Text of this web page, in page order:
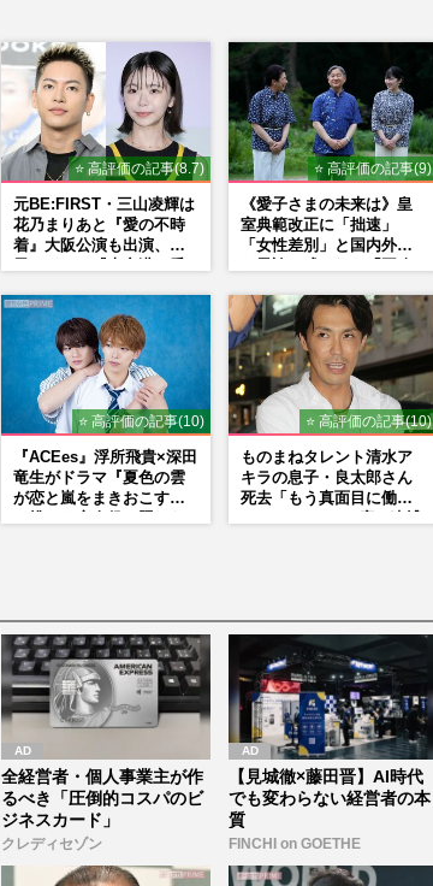
⭐ 高評価の記事(8.7)
元BE:FIRST・三山凌輝は
花乃まりあと『愛の不時
着』大阪公演も出演、趣
ぎ」の実情
⭐ 高評価の記事(9)
《愛子さまの未来は》皇
室典範改正に「拙速」
「女性差別」と国内外か
⭐ 高評価の記事(10)
『ACEes』浮所飛貴×深田
竜生がドラマ『夏色の雲
が恋と嵐をまきおこす』
⭐ 高評価の記事(10)
ものまねタレント清水ア
キラの息子・良太郎さん
死去「もう真面目に働い
全経営者・個人事業主が作
るべき「圧倒的コスパのビ
ジネスカード」
クレディセゾン
【見城徹×藤田晋】AI時代
でも変わらない経営者の本
質
FINCHI on GOETHE